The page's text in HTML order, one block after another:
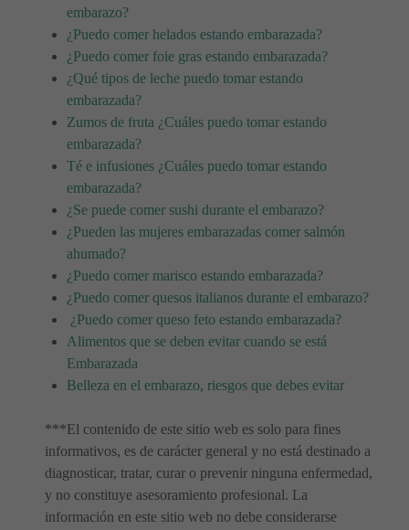
embarazo?
¿Puedo comer helados estando embarazada?
¿Puedo comer foie gras estando embarazada?
¿Qué tipos de leche puedo tomar estando
embarazada?
Zumos de fruta ¿Cuáles puedo tomar estando
embarazada?
Té e infusiones ¿Cuáles puedo tomar estando
embarazada?
¿Se puede comer sushi durante el embarazo?
¿Pueden las mujeres embarazadas comer salmón
ahumado?
¿Puedo comer marisco estando embarazada?
¿Puedo comer quesos italianos durante el embarazo?
¿Puedo comer queso feto estando embarazada?
Alimentos que se deben evitar cuando se está
Embarazada
Belleza en el embarazo, riesgos que debes evitar
***El contenido de este sitio web es solo para fines
informativos, es de carácter general y no está destinado a
diagnosticar, tratar, curar o prevenir ninguna enfermedad,
y no constituye asesoramiento profesional. La
información en este sitio web no debe considerarse